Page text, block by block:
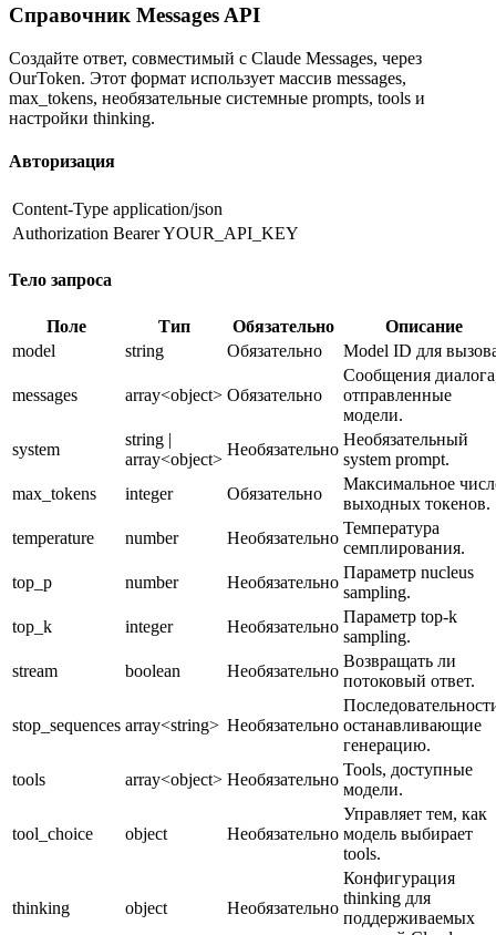
Справочник Messages API
Создайте ответ, совместимый с Claude Messages, через
OurToken. Этот формат использует массив messages,
max_tokens, необязательные системные prompts, tools и
настройки thinking.
Авторизация
Content-Type application/json
Authorization Bearer YOUR_API_KEY
Тело запроса
Поле Тип Обязательно
Описание
model
string Обязательно Model ID для
messages array<object> Обязательно
Сообщения
отправленные
модели.
system
string |
array<object>
Необязательно
Необязательный
system prompt.
max_tokens
integer Обязательно
Максимальное
выходных токенов.
temperature
number Необязательно
Температура
семплирования.
top_p
number Необязательно
Параметр nucleus
sampling.
top_k
integer Необязательно
Параметр top-k
sampling.
stream
boolean Необязательно
Возвращать ли
потоковый ответ.
stop_sequences array<string> Необязательно останавливающие
генерацию.
tools
array<object> Необязательно
Tools, доступные
модели.
tool_choice object Необязательно
Управляет тем, как
модель выбирает
tools.
thinking object Необязательно
Конфигурация
thinking для
поддерживаемых